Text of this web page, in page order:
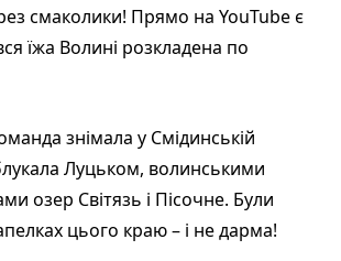
смаколики! Прямо на YouTube є
їжа Волині розкладена по
знімала у Смідинській
Луцьком, волинськими
озер Світязь і Пісочне. Були
цього краю – і не дарма!